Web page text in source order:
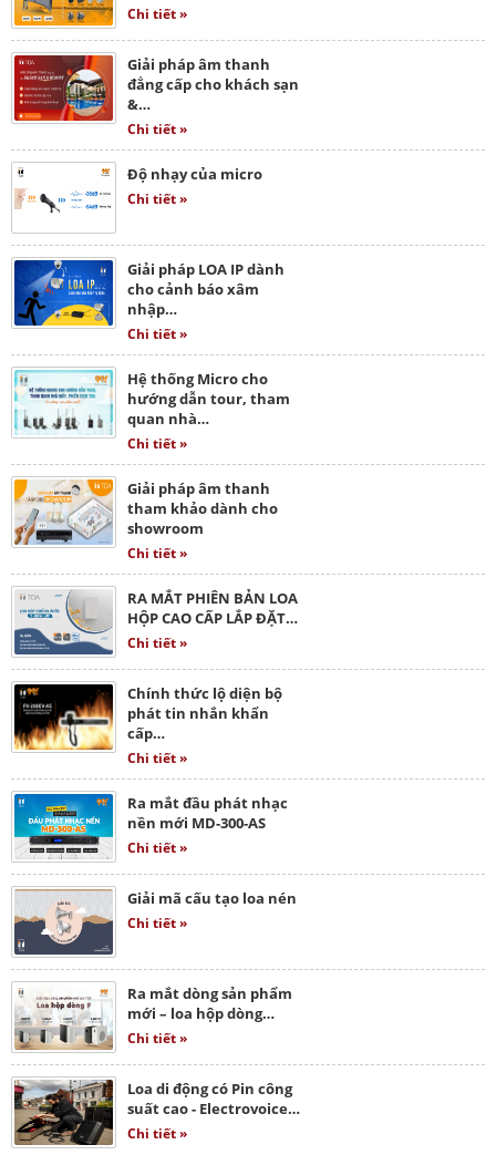
Chi tiết »
Giải pháp âm thanh
đẳng cấp cho khách sạn
&…
Chi tiết »
Độ nhạy của micro
Chi tiết »
Giải pháp LOA IP dành
cho cảnh báo xâm
nhập…
Chi tiết »
Hệ thống Micro cho
hướng dẫn tour, tham
quan nhà…
Chi tiết »
Giải pháp âm thanh
tham khảo dành cho
showroom
Chi tiết »
RA MẮT PHIÊN BẢN LOA
HỘP CAO CẤP LẮP ĐẶT…
Chi tiết »
Chính thức lộ diện bộ
phát tin nhắn khẩn
cấp…
Chi tiết »
Ra mắt đầu phát nhạc
nền mới MD-300-AS
Chi tiết »
Giải mã cấu tạo loa nén
Chi tiết »
Ra mắt dòng sản phẩm
mới – loa hộp dòng…
Chi tiết »
Loa di động có Pin công
suất cao - Electrovoice…
Chi tiết »